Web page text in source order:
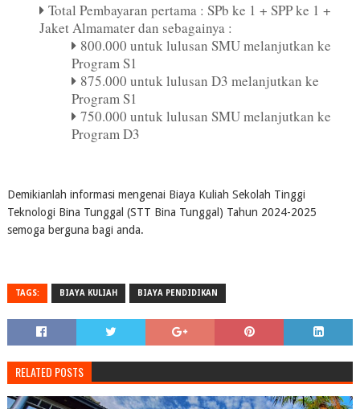
Total Pembayaran pertama : SPb ke 1 + SPP ke 1 +
Jaket Almamater dan sebagainya :
800.000 untuk lulusan SMU melanjutkan ke
Program S1
875.000 untuk lulusan D3 melanjutkan ke
Program S1
750.000 untuk lulusan SMU melanjutkan ke
Program D3
Demikianlah informasi mengenai Biaya Kuliah Sekolah Tinggi
Teknologi Bina Tunggal (STT Bina Tunggal) Tahun 2024-2025
semoga berguna bagi anda.
TAGS: BIAYA KULIAH BIAYA PENDIDIKAN
RELATED POSTS